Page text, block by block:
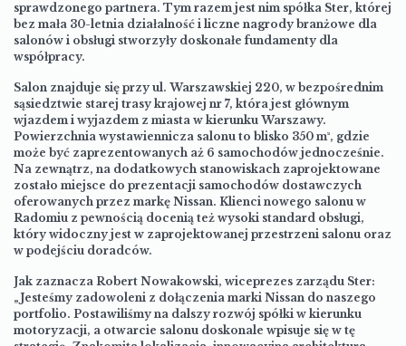
sprawdzonego partnera. Tym razem jest nim spółka Ster, której
bez mała 30-letnia działalność i liczne nagrody branżowe dla
salonów i obsługi stworzyły doskonałe fundamenty dla
współpracy.
Salon znajduje się przy ul. Warszawskiej 220, w bezpośrednim
sąsiedztwie starej trasy krajowej nr 7, która jest głównym
wjazdem i wyjazdem z miasta w kierunku Warszawy.
Powierzchnia wystawiennicza salonu to blisko 350 m², gdzie
może być zaprezentowanych aż 6 samochodów jednocześnie.
Na zewnątrz, na dodatkowych stanowiskach zaprojektowane
zostało miejsce do prezentacji samochodów dostawczych
oferowanych przez markę Nissan. Klienci nowego salonu w
Radomiu z pewnością docenią też wysoki standard obsługi,
który widoczny jest w zaprojektowanej przestrzeni salonu oraz
w podejściu doradców.
Jak zaznacza Robert Nowakowski, wiceprezes zarządu Ster:
„Jesteśmy zadowoleni z dołączenia marki Nissan do naszego
portfolio. Postawiliśmy na dalszy rozwój spółki w kierunku
motoryzacji, a otwarcie salonu doskonale wpisuje się w tę